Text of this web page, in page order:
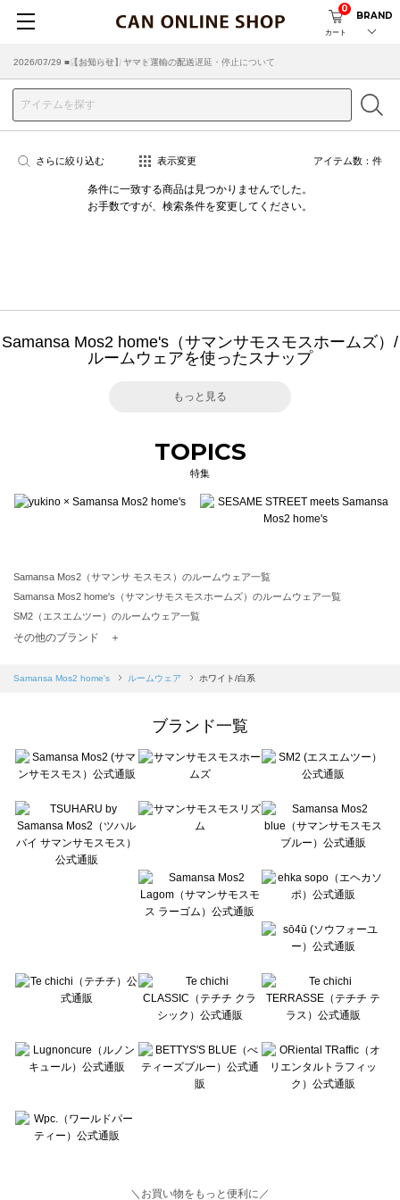
カート
0
BRAND
2026/07/29 ■【お知らせ】ヤマト運輸の配送遅延・停止について
2026/03/18 ■店舗受け取りサービスのご案内
さらに絞り込む 表示変更 アイテム数： 件
条件に一致する商品は見つかりませんでした。
お手数ですが、検索条件を変更してください。
Samansa Mos2 home's（サマンサモスモスホームズ）/
ルームウェアを使ったスナップ
もっと見る
TOPICS
特集
Samansa Mos2（サマンサ モスモス）のルームウェア一覧
Samansa Mos2 home's（サマンサモスモスホームズ）のルームウェア一覧
SM2（エスエムツー）のルームウェア一覧
TSUHARU by Samansa Mos2（ツハルバイサマンサモスモス）のルームウェア一覧
Samansa Mos2 blue（サマンサモスモス ブルー）のルームウェア一覧
sō4ū（ソウフォーユー）のルームウェア一覧
Te chichi（テチチ）のルームウェア一覧
Te chichi CLASSIC（テチチ クラシック）のルームウェア一覧
Lugnoncure（ルノンキュール）のルームウェア一覧
BETTY'S BLUE（べティーズブルー）のルームウェア一覧
Wpc.（ワールドパーティー）のルームウェア一覧
その他のブランド ＋
Samansa Mos2 home's ルームウェア ホワイト/白系
ブランド一覧
＼お買い物をもっと便利に／